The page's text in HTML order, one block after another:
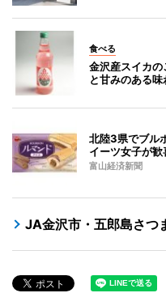
食べる
金沢産スイカ
と甘みのある味
北陸3県でブル
イーツ女子が歓
富山経済新聞
JA金沢市・五郎島さつ